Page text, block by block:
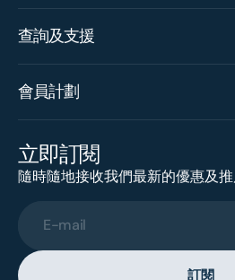
查詢及支援
會員計劃
立即訂閱
隨時隨地接收我們最新的優惠及
E-mail
訂閱